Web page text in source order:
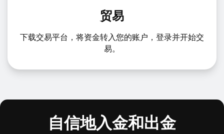
贸易
下载交易平台，将资金转入您的账户，登录并开始交
易。
自信地入金和出金